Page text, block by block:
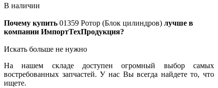
В наличии
Почему купить 01359 Ротор (Блок цилиндров) лучше в
компании ИмпортТехПродукция?
Искать больше не нужно
На нашем складе доступен огромный выбор самых
востребованных запчастей. У нас Вы всегда найдете то, что
ищете.